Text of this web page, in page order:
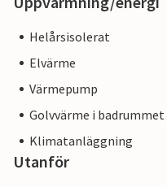
Helårsisolerat
Elvärme
Värmepump
Golvvärme i badrummet
Klimatanläggning
Utanför